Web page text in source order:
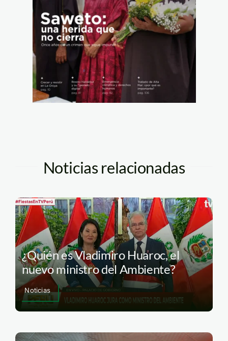
Noticias relacionadas
¿Quién es Vladimiro Huaroc, el
nuevo ministro del Ambiente?
Noticias